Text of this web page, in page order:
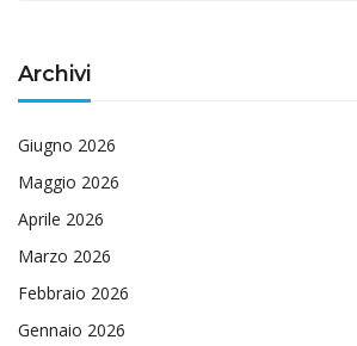
Archivi
Giugno 2026
Maggio 2026
Aprile 2026
Marzo 2026
Febbraio 2026
Gennaio 2026